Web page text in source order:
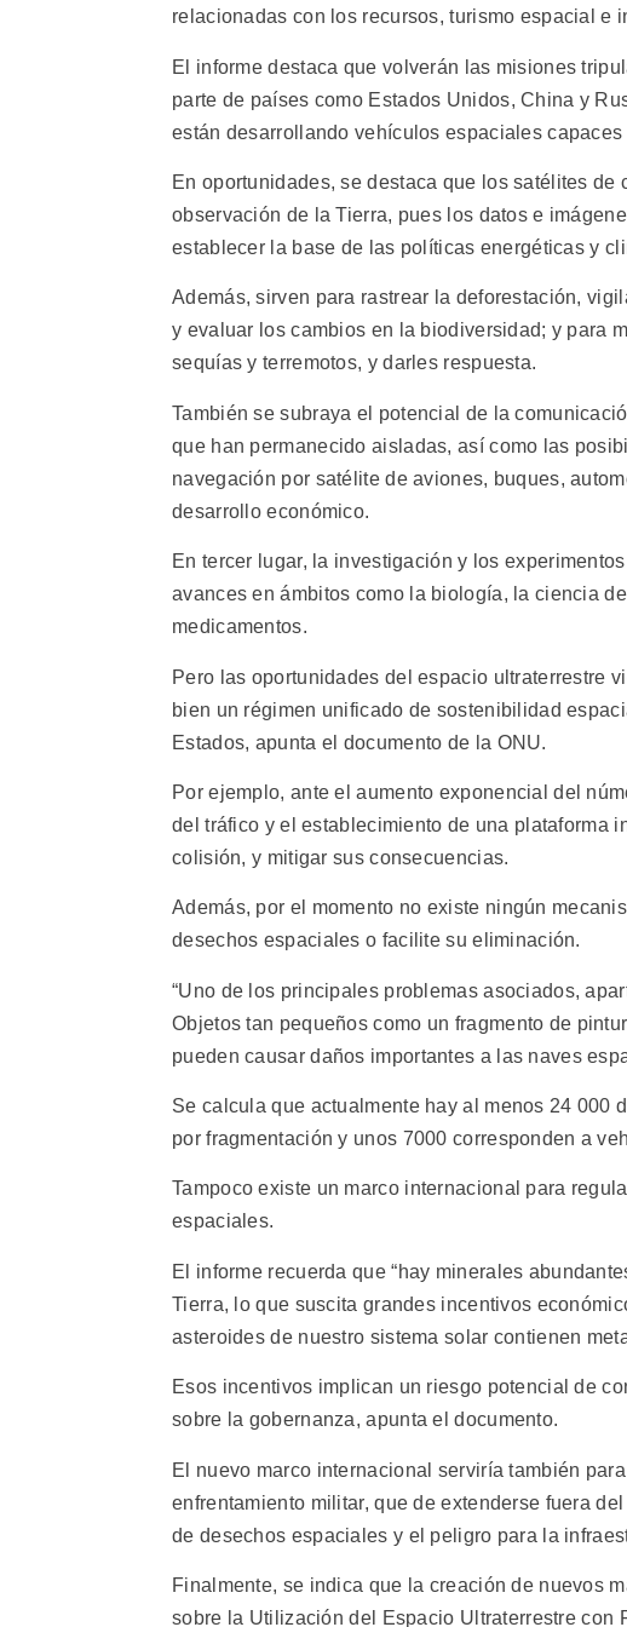
relacionadas con los recursos, turismo espacial e
El informe destaca que volverán las misiones
parte de países como Estados Unidos, China y
están desarrollando vehículos espaciales
En oportunidades, se destaca que los satélites
observación de la Tierra, pues los datos e
establecer la base de las políticas energéticas y
Además, sirven para rastrear la deforestación,
y evaluar los cambios en la biodiversidad; y para
sequías y terremotos, y darles respuesta.
También se subraya el potencial de la
que han permanecido aisladas, así como las
navegación por satélite de aviones, buques,
desarrollo económico.
En tercer lugar, la investigación y los
avances en ámbitos como la biología, la ciencia
medicamentos.
Pero las oportunidades del espacio ultraterrestre
bien un régimen unificado de sostenibilidad
Estados, apunta el documento de la ONU.
Por ejemplo, ante el aumento exponencial del
del tráfico y el establecimiento de una plataforma
colisión, y mitigar sus consecuencias.
Además, por el momento no existe ningún
desechos espaciales o facilite su eliminación.
“Uno de los principales problemas asociados,
Objetos tan pequeños como un fragmento de
pueden causar daños importantes a las naves
Se calcula que actualmente hay al menos 24 000
por fragmentación y unos 7000 corresponden a
Tampoco existe un marco internacional para
espaciales.
El informe recuerda que “hay minerales
Tierra, lo que suscita grandes incentivos
asteroides de nuestro sistema solar contienen
Esos incentivos implican un riesgo potencial de
sobre la gobernanza, apunta el documento.
El nuevo marco internacional serviría también
enfrentamiento militar, que de extenderse fuera
de desechos espaciales y el peligro para la
Finalmente, se indica que la creación de nuevos
sobre la Utilización del Espacio Ultraterrestre con